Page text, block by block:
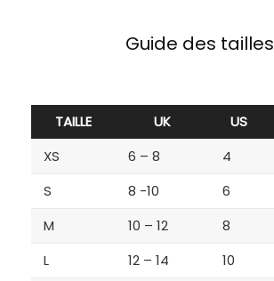
Guide des tailles
TAILLE UK US
XS
6 – 8 4
S
8 -10 6
M
10 – 12 8
L
12 – 14 10